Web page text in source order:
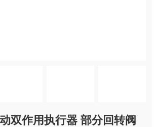
双作用执行器 部分回转阀